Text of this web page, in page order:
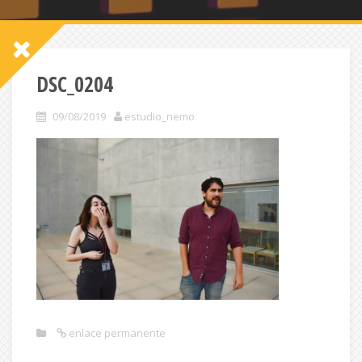
DSC_0204
09/08/2019 estudio_nemo
enlace permanente